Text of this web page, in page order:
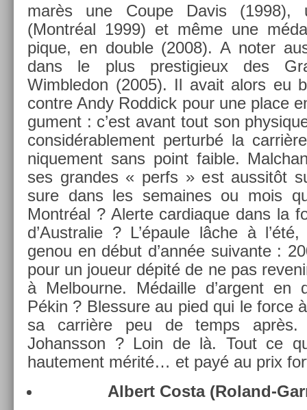
marès une Coupe Davis (1998),
(Montréal 1999) et même une
pique, en doub­le (2008). A noter
dans le plus pre­stigieux des
Wimbledon (2005). Il avait alors eu
con­tre Andy Rod­dick pour une place
gu­ment : c’est avant tout son
con­sidérab­le­ment per­turbé la
nique­ment sans point faib­le.
ses gran­des « perfs » est aus­sitôt
sure dans les semaines ou mois
Montréal ? Al­er­te car­diaque dans la
d’Australie ? L’épaule lâche à
genou en début d’année suivan­te :
pour un joueur dépité de ne pas
à Mel­bour­ne. Médail­le d’ar­gent en
Pékin ? Bles­sure au pied qui le force
sa carrière peu de temps après.
Johansson ? Loin de là. Tout ce
haute­ment mérité… et payé au prix
Al­bert Costa (Roland-